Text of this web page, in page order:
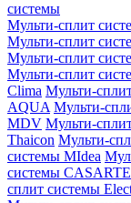
системы
Мульти-сплит
Мульти-сплит
Мульти-сплит
Мульти-сплит
Clima Мульти-
AQUA Мульти-
MDV Мульти-
Thaicon Мульти-
системы MIdea
системы CASARTE
сплит системы